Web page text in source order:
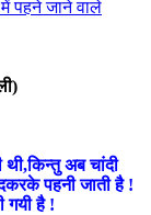
पहने जाने वाले
अब चांदी
पहनी जाती है !
गयी है !